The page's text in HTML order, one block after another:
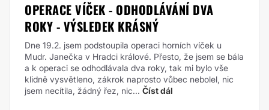
OPERACE VÍČEK - ODHODLÁVÁNÍ DVA
ROKY - VÝSLEDEK KRÁSNÝ
Dne 19.2. jsem podstoupila operaci horních víček u
Mudr. Janečka v Hradci králové. Přesto, že jsem se bála
a k operaci se odhodlávala dva roky, tak mi bylo vše
klidně vysvětleno, zákrok naprosto vůbec nebolel, nic
jsem necítila, žádný řez, nic... Číst dál